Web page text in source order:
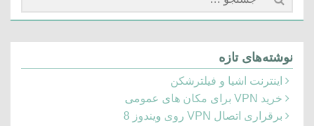
برای:
نوشته‌های تازه
اینترنت اشیا و فیلترشکن
خرید VPN برای مکان های عمومی
برقراری اتصال VPN روی ویندوز 8